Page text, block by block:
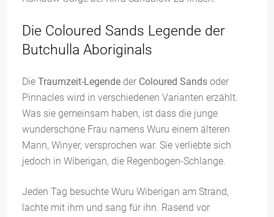
Die Coloured Sands Legende der
Butchulla Aboriginals
Die Traumzeit-Legende der Coloured Sands oder
Pinnacles wird in verschiedenen Varianten erzählt.
Was sie gemeinsam haben, ist dass die junge
wunderschöne Frau namens Wuru einem älteren
Mann, Winyer, versprochen war. Sie verliebte sich
jedoch in Wiberigan, die Regenbogen-Schlange.
Jeden Tag besuchte Wuru Wiberigan am Strand,
lachte mit ihm und sang für ihn. Rasend vor